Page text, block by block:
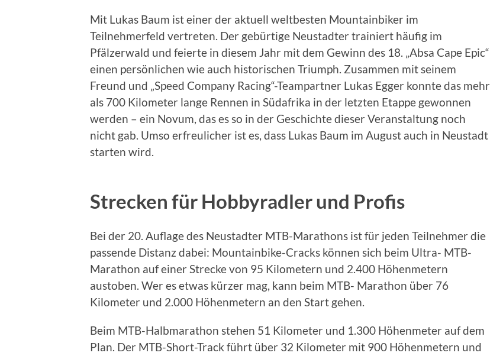
Mit Lukas Baum ist einer der aktuell weltbesten Mountainbiker im
Teilnehmerfeld vertreten. Der gebürtige Neustadter trainiert häufig im
Pfälzerwald und feierte in diesem Jahr mit dem Gewinn des 18. „Absa Cape Epic“
einen persönlichen wie auch historischen Triumph. Zusammen mit seinem
Freund und „Speed Company Racing“-Teampartner Lukas Egger konnte das mehr
als 700 Kilometer lange Rennen in Südafrika in der letzten Etappe gewonnen
werden – ein Novum, das es so in der Geschichte dieser Veranstaltung noch
nicht gab. Umso erfreulicher ist es, dass Lukas Baum im August auch in Neustadt
starten wird.
Strecken für Hobbyradler und Profis
Bei der 20. Auflage des Neustadter MTB-Marathons ist für jeden Teilnehmer die
passende Distanz dabei: Mountainbike-Cracks können sich beim Ultra- MTB-
Marathon auf einer Strecke von 95 Kilometern und 2.400 Höhenmetern
austoben. Wer es etwas kürzer mag, kann beim MTB- Marathon über 76
Kilometer und 2.000 Höhenmetern an den Start gehen.
Beim MTB-Halbmarathon stehen 51 Kilometer und 1.300 Höhenmeter auf dem
Plan. Der MTB-Short-Track führt über 32 Kilometer mit 900 Höhenmetern und